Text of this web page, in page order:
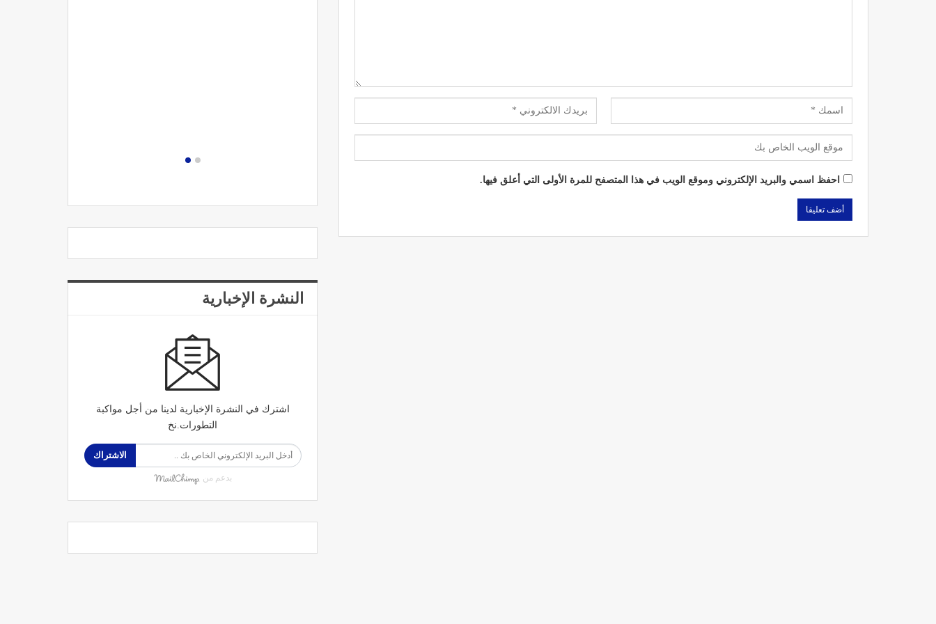
احفظ اسمي والبريد الإلكتروني وموقع الويب في هذا المتصفح للمرة الأولى التي أعلق فيها.
مصحة الجامعة بأكادير.. منشأة طبيـة بمعايير
استشفائية دولية
ديسمبر 20, 2022
النشرة الإخبارية
اشترك في النشرة الإخبارية لدينا من أجل مواكبة
التطورات.نخ
الاشتراك
بدعم من